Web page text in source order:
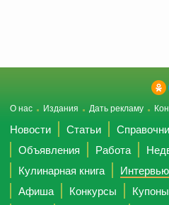
О нас Издания Дать рекламу
Новости Статьи
Объявления
Работа
Кулинарная книга
Интервью
Афиша
Конкурсы Купоны